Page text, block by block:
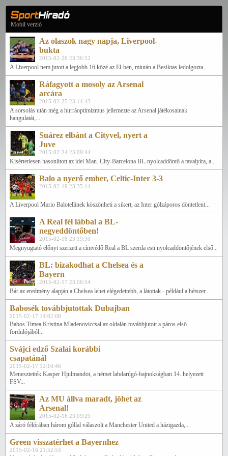
Mobil verzió
Az olaszok nagy napja, Liverpool-
bukta
2015-02-26 23:36:52
A Liverpool nem jutott a legjobb 16 közé az El-ben, miután a Besiktas ledolgozta...
Ráfagyott a mosoly az Arsenal
arcára
2015-02-25 23:14:43
A sorsolás után még a hurráoptimizmus jellemezte az Arsenal játékosainak
hangulatát,...
Suárez elbánt a Cityvel, nyert a
Juve
2015-02-24 23:09:44
Kísértetiesen hasonlított az idei Man. City-Barcelona BL-nyolcaddöntő a tavalyira, a...
Balo a nyerő ember, Celtic-Inter 3-3
2015-02-19 23:35:14
A Liverpool Mario Balotellinek köszönheti a sikert, az Inter gólzáporos döntetlent...
A Real fél lábbal a BL-
negyeddöntőben!
2015-02-18 23:19:30
Megnyugtató előnyt szerzett a címvédő Real a BL szerda esti nyolcaddöntőjének első...
BL: bizakodhat a Chelsea és a
Bayern
2015-02-17 23:06:54
Bár az eredmény alapján a Chelsea lehet elégedettebb, a látottak - például a hétszer...
Babosék továbbjutottak Dubajban
2015-02-17 14:02:08
Babos Tímea Kristina Mladenoviccsal az oldalán továbbjutott a páros első
fordulójából...
Svájci edző Szalai korábbi
csapatánál
2015-02-17 12:10:46
Menesztették Kasper Hjulmandot, a német labdarúgó-bajnokságban 14. helyezett
FSV...
Az MU állva maradt, jöhet az
Arsenal!
2015-02-16 23:09:29
A záró félórában három góllal válaszolt a Manchester United a házigazda,...
Green visszatérhet a Bayernhez
2015-02-16 21:52:53